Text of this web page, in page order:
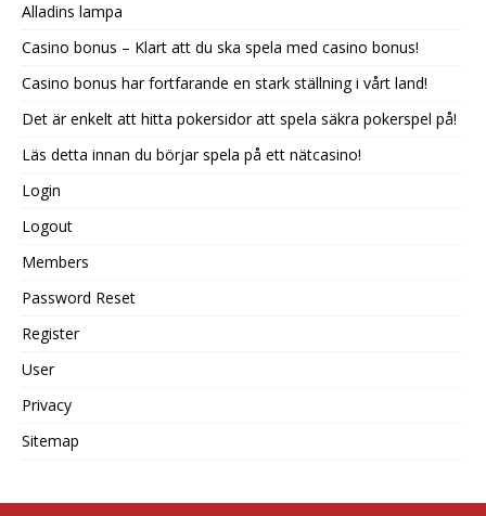
Alladins lampa
Casino bonus – Klart att du ska spela med casino bonus!
Casino bonus har fortfarande en stark ställning i vårt land!
Det är enkelt att hitta pokersidor att spela säkra pokerspel på!
Läs detta innan du börjar spela på ett nätcasino!
Login
Logout
Members
Password Reset
Register
User
Privacy
Sitemap